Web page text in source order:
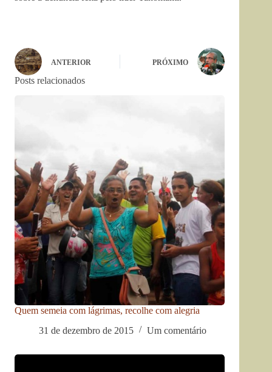
ANTERIOR PRÓXIMO
Posts relacionados
Quem semeia com lágrimas, recolhe com alegria
31 de dezembro de 2015
Um comentário